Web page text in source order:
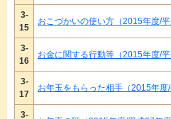
3-
15
おこづかいの使い方（2015年度/平
3-
16
お金に関する行動等（2015年度/平
3-
17
お年玉をもらった相手（2015年度/
3-